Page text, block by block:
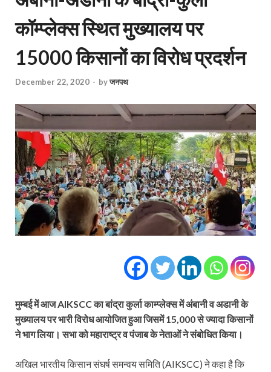
कॉम्प्लेक्स स्थित मुख्यालय पर
15000 किसानों का विरोध प्रदर्शन
December 22, 2020 - byजनपथ
मुम्बई में आज AIKSCC का बांद्रा कुर्ला काम्प्लेक्स में अंबानी व अडानी के
मुख्यालय पर भारी विरोध आयोजित हुआ जिसमें 15,000 से ज्यादा किसानों
ने भाग लिया। सभा को महाराष्ट्र व पंजाब के नेताओं ने संबोधित किया।
अखिल भारतीय किसान संघर्ष समन्वय समिति (AIKSCC) ने कहा है कि